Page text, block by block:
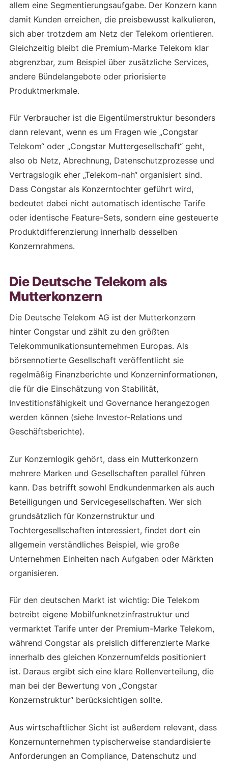
allem eine Segmentierungsaufgabe. Der Konzern kann
damit Kunden erreichen, die preisbewusst kalkulieren,
sich aber trotzdem am Netz der Telekom orientieren.
Gleichzeitig bleibt die Premium-Marke Telekom klar
abgrenzbar, zum Beispiel über zusätzliche Services,
andere Bündelangebote oder priorisierte
Produktmerkmale.
Für Verbraucher ist die Eigentümerstruktur besonders
dann relevant, wenn es um Fragen wie „Congstar
Telekom“ oder „Congstar Muttergesellschaft“ geht,
also ob Netz, Abrechnung, Datenschutzprozesse und
Vertragslogik eher „Telekom-nah“ organisiert sind.
Dass Congstar als Konzerntochter geführt wird,
bedeutet dabei nicht automatisch identische Tarife
oder identische Feature-Sets, sondern eine gesteuerte
Produktdifferenzierung innerhalb desselben
Konzernrahmens.
Die Deutsche Telekom als
Mutterkonzern
Die Deutsche Telekom AG ist der Mutterkonzern
hinter Congstar und zählt zu den größten
Telekommunikationsunternehmen Europas. Als
börsennotierte Gesellschaft veröffentlicht sie
regelmäßig Finanzberichte und Konzerninformationen,
die für die Einschätzung von Stabilität,
Investitionsfähigkeit und Governance herangezogen
werden können (siehe Investor-Relations und
Geschäftsberichte).
Zur Konzernlogik gehört, dass ein Mutterkonzern
mehrere Marken und Gesellschaften parallel führen
kann. Das betrifft sowohl Endkundenmarken als auch
Beteiligungen und Servicegesellschaften. Wer sich
grundsätzlich für Konzernstruktur und
Tochtergesellschaften interessiert, findet dort ein
allgemein verständliches Beispiel, wie große
Unternehmen Einheiten nach Aufgaben oder Märkten
organisieren.
Für den deutschen Markt ist wichtig: Die Telekom
betreibt eigene Mobilfunknetzinfrastruktur und
vermarktet Tarife unter der Premium-Marke Telekom,
während Congstar als preislich differenzierte Marke
innerhalb des gleichen Konzernumfelds positioniert
ist. Daraus ergibt sich eine klare Rollenverteilung, die
man bei der Bewertung von „Congstar
Konzernstruktur“ berücksichtigen sollte.
Aus wirtschaftlicher Sicht ist außerdem relevant, dass
Konzernunternehmen typischerweise standardisierte
Anforderungen an Compliance, Datenschutz und